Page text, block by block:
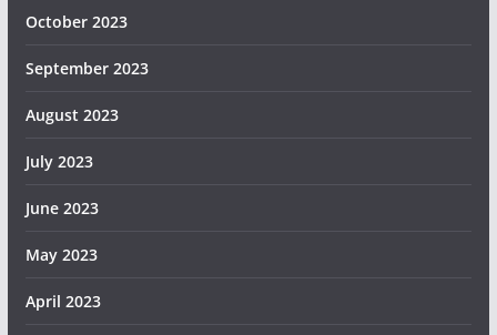
October 2023
September 2023
August 2023
July 2023
June 2023
May 2023
April 2023